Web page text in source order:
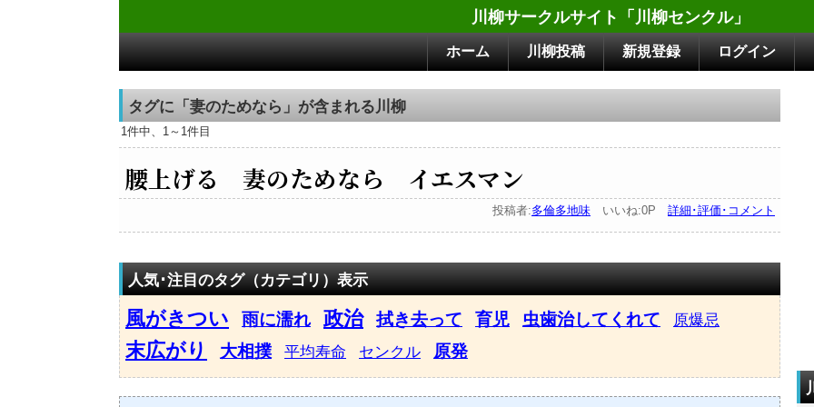
川柳サークルサイト「川柳センクル」
ホーム 川柳投稿 新規登録 ログイン
タグに「妻のためなら」が含まれる川柳
1件中、1～1件目
腰上げる 妻のためなら イエスマン
投稿者:多倫多地味 いいね:0P 詳細･評価･コメント
人気･注目のタグ（カテゴリ）表示
風がきつい 雨に濡れ 政治 拭き去って 育児 虫歯治してくれて 原爆忌
末広がり 大相撲 平均寿命 センクル 原発